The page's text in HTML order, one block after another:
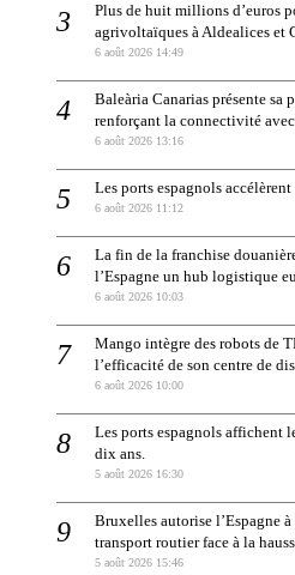
Plus de huit millions d’euros
agrivoltaïques à Aldealices et
6 août 2026 14:49
Baleària Canarias présente sa
renforçant la connectivité avec
6 août 2026 13:16
Les ports espagnols
6 août 2026 11:12
La fin de la franchise
l’Espagne un hub logistique
6 août 2026 10:03
Mango intègre des robots de
l’efficacité de son centre de
6 août 2026 10:00
Les ports espagnols affichent
dix ans.
5 août 2026 16:30
Bruxelles autorise l’Espagne
transport routier face à la
5 août 2026 15:46